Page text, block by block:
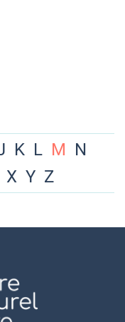
K L M N
X Y Z